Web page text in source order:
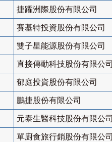
捷躍洲際股份有限公司
賽基特投資股份有限公司
雙子星能源股份有限公司
直接傳動科技股份有限公司
郁庭投資股份有限公司
鵬捷股份有限公司
元泰生醫科技股份有限公司
單廚食旅行銷股份有限公司